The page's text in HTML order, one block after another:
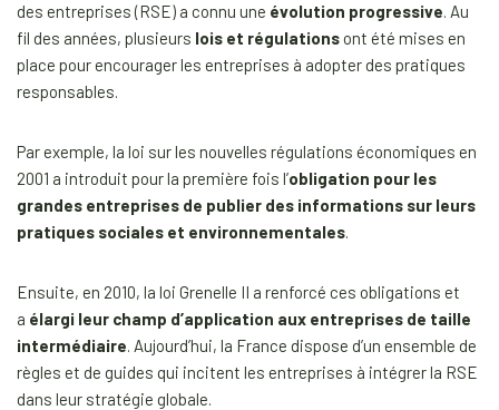
des entreprises (RSE) a connu une évolution progressive. Au
fil des années, plusieurs lois et régulations ont été mises en
place pour encourager les entreprises à adopter des pratiques
responsables.
Par exemple, la loi sur les nouvelles régulations économiques en
2001 a introduit pour la première fois l’obligation pour les
grandes entreprises de publier des informations sur leurs
pratiques sociales et environnementales.
Ensuite, en 2010, la loi Grenelle II a renforcé ces obligations et
a élargi leur champ d’application aux entreprises de taille
intermédiaire. Aujourd’hui, la France dispose d’un ensemble de
règles et de guides qui incitent les entreprises à intégrer la RSE
dans leur stratégie globale.